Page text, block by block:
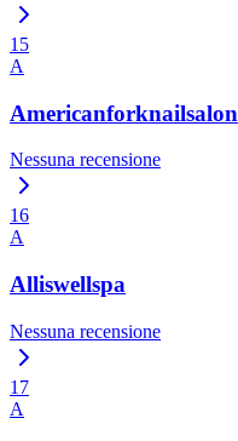
15
A
Americanforknailsalon
Nessuna recensione
16
A
Alliswellspa
Nessuna recensione
17
A